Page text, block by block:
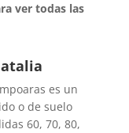
ver todas las
es un
o de suelo
60, 70, 80,